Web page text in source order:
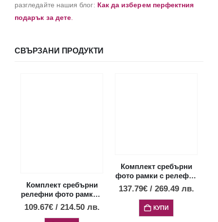
разгледайте нашия блог: Как да изберем перфектния
подарък за дете
СВЪРЗАНИ ПРОДУКТИ
Комплект сребърни
релефни фото рамки 3
бр.,18х24,13х18 и
109.67€ / 214.50 лв.
Комплект сребърни
фото рамки с релефен
дебел профил 3
9х13см
137.79€ / 269.49 лв.
КУПИ